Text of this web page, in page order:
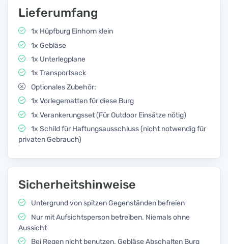
Lieferumfang
1x Hüpfburg Einhorn klein
1x Gebläse
1x Unterlegplane
1x Transportsack
Optionales Zubehör:
1x Vorlegematten für diese Burg
1x Verankerungsset (Für Outdoor Einsätze nötig)
1x Schild für Haftungsausschluss (nicht notwendig für
privaten Gebrauch)
Sicherheitshinweise
Untergrund von spitzen Gegenständen befreien
Nur mit Aufsichtsperson betreiben. Niemals ohne
Aussicht
Bei Regen nicht benutzen. Gebläse Abschalten Burg